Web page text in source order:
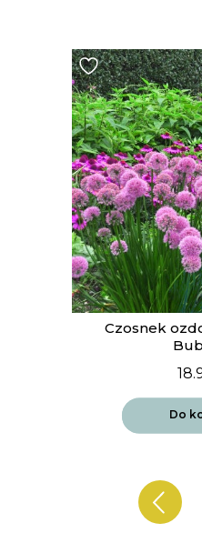
Czosnek
Do